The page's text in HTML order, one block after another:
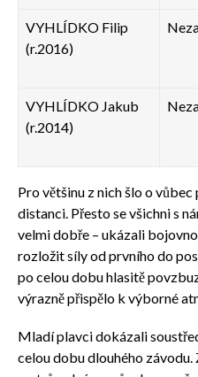
VYHLÍDKO Filip
(r.2016)
VYHLÍDKO Jakub
(r.2014)
Pro většinu z nich šlo o
distanci. Přesto se všichni s
velmi dobře – ukázali
rozložit síly od prvního do
po celou dobu hlasitě
výrazně přispělo k výborné
Mladí plavci dokázali
celou dobu dlouhého